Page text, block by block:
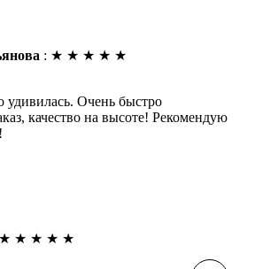
: ★ ★ ★ ★ ★
удивилась. Очень быстро
качество на высоте! Рекомендую
★ ★ ★ ★ ★